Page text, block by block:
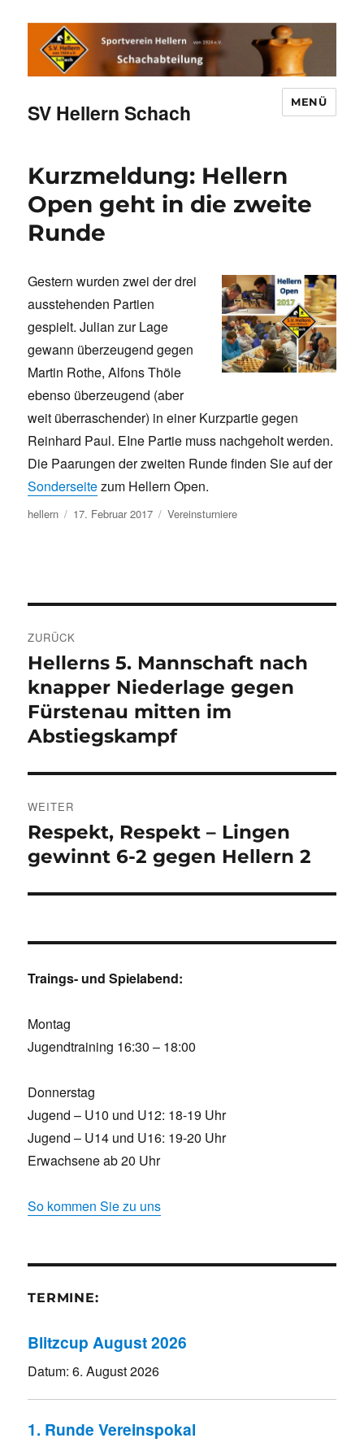
SV Hellern Schach MENÜ
Kurzmeldung: Hellern
Open geht in die zweite
Runde
Gestern wurden zwei der drei
ausstehenden Partien
gespielt. Julian zur Lage
gewann überzeugend gegen
Martin Rothe, Alfons Thöle
ebenso überzeugend (aber
weit überraschender) in einer Kurzpartie gegen
Reinhard Paul. EIne Partie muss nachgeholt werden.
Die Paarungen der zweiten Runde finden Sie auf der
Sonderseitezum Hellern Open.
Autor
hellern Veröffentlicht
am
17. Februar 2017 Kategorien
Vereinsturniere
ZURÜCK
Vorheriger
Beitrag:
Hellerns 5. Mannschaft nach
knapper Niederlage gegen
Fürstenau mitten im
Abstiegskampf
WEITER
Nächster
Beitrag:
Respekt, Respekt – Lingen
gewinnt 6-2 gegen Hellern 2
Traings- und Spielabend:
Montag
Jugendtraining 16:30 – 18:00
Donnerstag
Jugend – U10 und U12: 18-19 Uhr
Jugend – U14 und U16: 19-20 Uhr
Erwachsene ab 20 Uhr
So kommen Sie zu uns
TERMINE:
Blitzcup August 2026
Datum:6. August 2026
1. Runde Vereinspokal